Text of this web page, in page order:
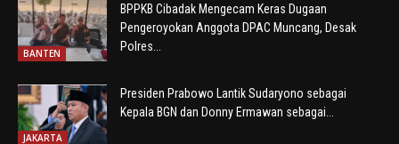
BANTEN
BPPKB Cibadak Mengecam Keras Dugaan
Pengeroyokan Anggota DPAC Muncang, Desak
Polres...
JAKARTA
Presiden Prabowo Lantik Sudaryono sebagai
Kepala BGN dan Donny Ermawan sebagai...